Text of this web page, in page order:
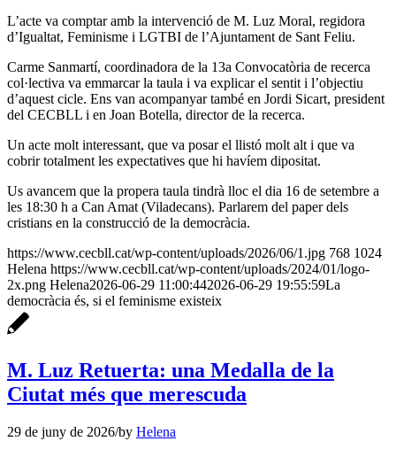
L’acte va comptar amb la intervenció de M. Luz Moral, regidora
d’Igualtat, Feminisme i LGTBI de l’Ajuntament de Sant Feliu.
Carme Sanmartí, coordinadora de la 13a Convocatòria de recerca
col·lectiva va emmarcar la taula i va explicar el sentit i l’objectiu
d’aquest cicle. Ens van acompanyar també en Jordi Sicart, president
del CECBLL i en Joan Botella, director de la recerca.
Un acte molt interessant, que va posar el llistó molt alt i que va
cobrir totalment les expectatives que hi havíem dipositat.
Us avancem que la propera taula tindrà lloc el dia 16 de setembre a
les 18:30 h a Can Amat (Viladecans). Parlarem del paper dels
cristians en la construcció de la democràcia.
https://www.cecbll.cat/wp-content/uploads/2026/06/1.jpg 768 1024
Helena https://www.cecbll.cat/wp-content/uploads/2024/01/logo-
2x.png Helena2026-06-29 11:00:442026-06-29 19:55:59La
democràcia és, si el feminisme existeix
M. Luz Retuerta: una Medalla de la
Ciutat més que merescuda
29 de juny de 2026/by Helena